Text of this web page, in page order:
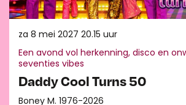
Daddy Cool Turns 50
Boney M. 1976-2026
Een avond vol herkenning, disco en
seventies vibes
za 8 mei 2027 20.15 uur